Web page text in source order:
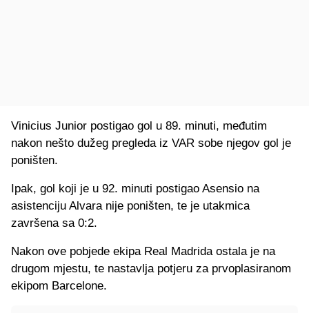
Vinicius Junior postigao gol u 89. minuti, međutim
nakon nešto dužeg pregleda iz VAR sobe njegov gol je
poništen.
Ipak, gol koji je u 92. minuti postigao Asensio na
asistenciju Alvara nije poništen, te je utakmica
završena sa 0:2.
Nakon ove pobjede ekipa Real Madrida ostala je na
drugom mjestu, te nastavlja potjeru za prvoplasiranom
ekipom Barcelone.